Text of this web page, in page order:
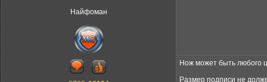
Найфоман
Нож может быть любого
Размер подписи не